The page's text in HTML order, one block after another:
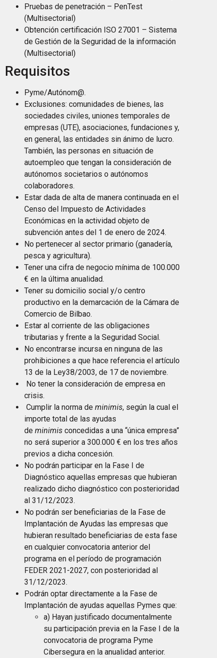
Pruebas de penetración – PenTest
(Multisectorial)
Obtención certificación ISO 27001 – Sistema
de Gestión de la Seguridad de la información
(Multisectorial)
Requisitos
Pyme/Autónom@.
Exclusiones: comunidades de bienes, las
sociedades civiles, uniones temporales de
empresas (UTE), asociaciones, fundaciones y,
en general, las entidades sin ánimo de lucro.
También, las personas en situación de
autoempleo que tengan la consideración de
autónomos societarios o autónomos
colaboradores.
Estar dada de alta de manera continuada en el
Censo del Impuesto de Actividades
Económicas en la actividad objeto de
subvención antes del 1 de enero de 2024.
No pertenecer al sector primario (ganadería,
pesca y agricultura).
Tener una cifra de negocio mínima de 100.000
€ en la última anualidad.
Tener su domicilio social y/o centro
productivo en la demarcación de la Cámara de
Comercio de Bilbao.
Estar al corriente de las obligaciones
tributarias y frente a la Seguridad Social.
No encontrarse incursa en ninguna de las
prohibiciones a que hace referencia el artículo
13 de la Ley38/2003, de 17 de noviembre.
No tener la consideración de empresa en
crisis.
Cumplir la norma de minimis, según la cual el
importe total de las ayudas
de minimis concedidas a una “única empresa”
no será superior a 300.000 € en los tres años
previos a dicha concesión.
No podrán participar en la Fase I de
Diagnóstico aquellas empresas que hubieran
realizado dicho diagnóstico con posterioridad
al 31/12/2023.
No podrán ser beneficiarias de la Fase de
Implantación de Ayudas las empresas que
hubieran resultado beneficiarias de esta fase
en cualquier convocatoria anterior del
programa en el período de programación
FEDER 2021-2027, con posterioridad al
31/12/2023.
Podrán optar directamente a la Fase de
Implantación de ayudas aquellas Pymes que:
a) Hayan justificado documentalmente
su participación previa en la Fase I de la
convocatoria de programa Pyme
Cibersegura en la anualidad anterior.